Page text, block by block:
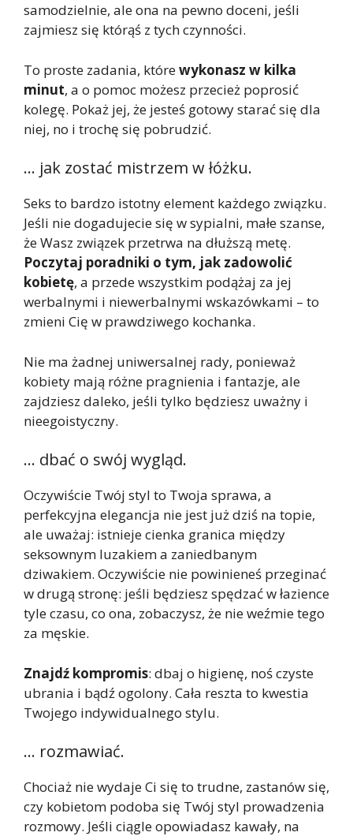
samodzielnie, ale ona na pewno doceni, jeśli
zajmiesz się którąś z tych czynności.
To proste zadania, którewykonasz w kilka
minut, a o pomoc możesz przecież poprosić
kolegę. Pokaż jej, że jesteś gotowy starać się dla
niej, no i trochę się pobrudzić.
… jak zostać mistrzem w łóżku.
Seks to bardzo istotny element każdego związku.
Jeśli nie dogadujecie się w sypialni, małe szanse,
że Wasz związek przetrwa na dłuższą metę.
Poczytaj poradniki o tym, jak zadowolić
kobietę, a przede wszystkim podążaj za jej
werbalnymi i niewerbalnymi wskazówkami – to
zmieni Cię w prawdziwego kochanka.
Nie ma żadnej uniwersalnej rady, ponieważ
kobiety mają różne pragnienia i fantazje, ale
zajdziesz daleko, jeśli tylko będziesz uważny i
nieegoistyczny.
… dbać o swój wygląd.
Oczywiście Twój styl to Twoja sprawa, a
perfekcyjna elegancja nie jest już dziś na topie,
ale uważaj: istnieje cienka granica między
seksownym luzakiem a zaniedbanym
dziwakiem. Oczywiście nie powinieneś przeginać
w drugą stronę: jeśli będziesz spędzać w łazience
tyle czasu, co ona, zobaczysz, że nie weźmie tego
za męskie.
Znajdź kompromis: dbaj o higienę, noś czyste
ubrania i bądź ogolony. Cała reszta to kwestia
Twojego indywidualnego stylu.
… rozmawiać.
Chociaż nie wydaje Ci się to trudne, zastanów się,
czy kobietom podoba się Twój styl prowadzenia
rozmowy. Jeśli ciągle opowiadasz kawały, na